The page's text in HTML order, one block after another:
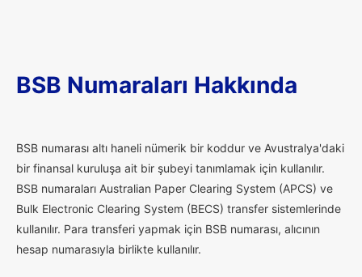
BSB Numaraları Hakkında
BSB numarası altı haneli nümerik bir koddur ve Avustralya'daki
bir finansal kuruluşa ait bir şubeyi tanımlamak için kullanılır.
BSB numaraları Australian Paper Clearing System (APCS) ve
Bulk Electronic Clearing System (BECS) transfer sistemlerinde
kullanılır. Para transferi yapmak için BSB numarası, alıcının
hesap numarasıyla birlikte kullanılır.